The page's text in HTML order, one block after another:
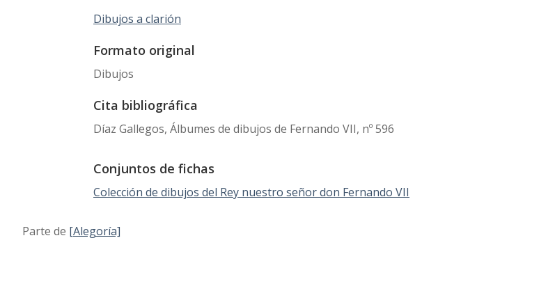
Dibujos a clarión
Formato original
Dibujos
Cita bibliográfica
Díaz Gallegos, Álbumes de dibujos de Fernando VII, nº 596
Conjuntos de fichas
Colección de dibujos del Rey nuestro señor don Fernando VII
Parte de [Alegoría]